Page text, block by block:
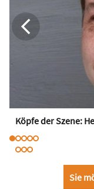
Köpfe der Szene:
Sie